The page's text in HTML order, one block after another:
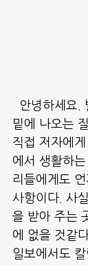
안녕하세요
밑에 나오는
직접 저자에
에서 생활하는
리들에게도
사항이다. 사
을 받아 주는
에 없을 것같
일보에서도